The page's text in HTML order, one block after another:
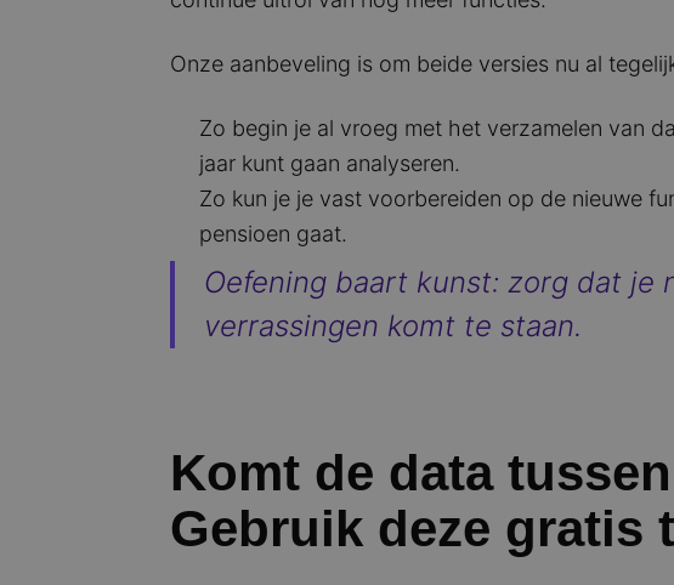
Onze aanbeveling is om beide versies nu al
Zo begin je al vroeg met het verzamelen van
jaar kunt gaan analyseren.
Zo kun je je vast voorbereiden op de nieuwe
pensioen gaat.
Oefening baart kunst: zorg dat je
verrassingen komt te staan.
Komt de data
Gebruik deze gratis